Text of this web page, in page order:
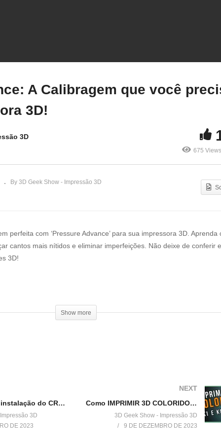
fazer a instalação do
precisa na sua
A Calibragem que você
3D!
3D
675 Views
By 3D Geek Show - Impressão 3D
perfeita com ‘Pressure Advance’ para sua impressora 3D. Aprenda
cantos mais nítidos e eliminar imperfeições. Não deixe de conferir
3D!
PARAMETER=ADVANCE START=0
Show more
Como fazer a instalação do CREALITY SONIC PAD?
3D
DE 2023
NEXT
Como IMPRIMIR 3D COLORIDO nas impressoras 3D K1 e K1 MAX da Creality
3D Geek Show - Impressão 3D
9 DE DEZEMBRO DE 2023